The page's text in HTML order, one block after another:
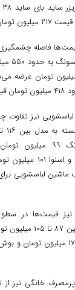
فاصله چشمگیری
ساید
نیز با قیمت ۳۶۵ میلیون
جی‌پلاس ۹۸ میلیون
لباسشویی برای
قیمت‌ها در سطوح
خانگی نیز از